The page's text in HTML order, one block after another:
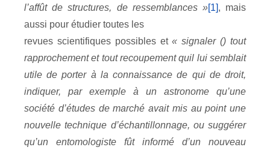
l’affût de structures, de ressemblances »[1], mais
aussi pour étudier toutes les
revues scientifiques possibles et« signaler () tout
rapprochement et tout recoupement quil lui semblait
utile de porter à la connaissance de qui de droit,
indiquer, par exemple à un astronome qu’une
société d’études de marché avait mis au point une
nouvelle technique d’échantillonnage, ou suggérer
qu’un entomologiste fût informé d’un nouveau